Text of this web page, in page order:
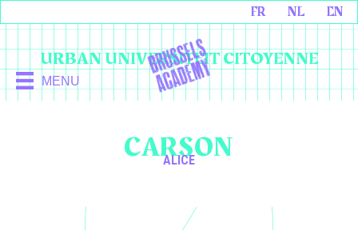
FR NL EN
URBAN UNIVERSITEIT CITOYENNE
MENU
CARSON
ALICE